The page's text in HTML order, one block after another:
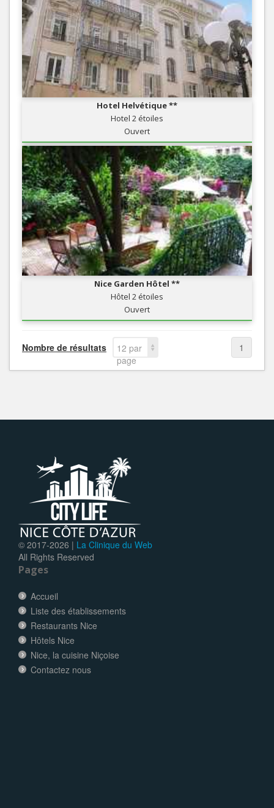
Hotel Helvétique **
Hotel 2 étoiles
Ouvert
Nice Garden Hôtel **
Hôtel 2 étoiles
Ouvert
Nombre de résultats
12 par
page
1
© 2017-2026 | La Clinique du Web
All Rights Reserved
Pages
Accueil
Liste des établissements
Restaurants Nice
Hôtels Nice
Nice, la cuisine Niçoise
Contactez nous